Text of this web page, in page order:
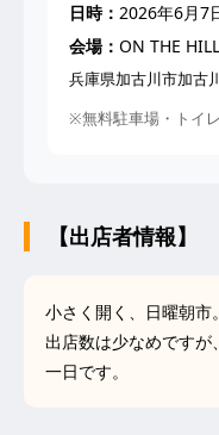
日時： 2026年6月7
会場： ON THE
兵庫県加古川市加古
※無料駐車場・トイ
【出店者情報】
小さく開く、日曜朝市。
出店数は少なめですが
一日です。